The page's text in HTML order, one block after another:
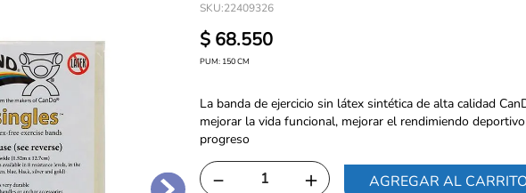
SKU:22409326
$ 68.550
PUM: 150CM
La banda de ejercicio sin látex sintética de alta calidad
mejorar la vida funcional, mejorar el rendimiendo
progreso
＋
－ AGREGAR AL